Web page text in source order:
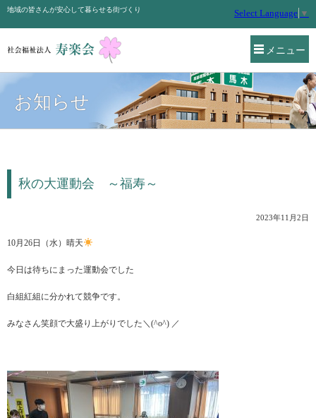
メニュー
地域の皆さんが安心して暮らせる街づくり Select Language ▼
お知らせ
秋の大運動会 ～福寿～
2023年11月2日
10月26日（水）晴天
今日は待ちにまった運動会でした
白組紅組に分かれて競争です。
みなさん笑顔で大盛り上がりでした＼(^o^) ／